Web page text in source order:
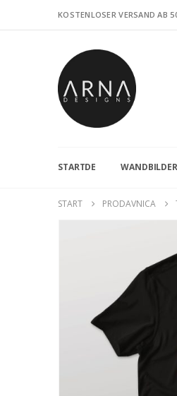
KOSTENLOSER VERSAND AB
STARTDE WANDBILDER
START PRODAVNICA